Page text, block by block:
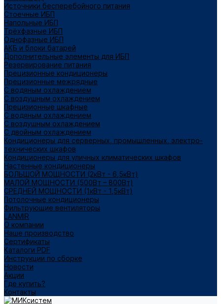
Источники бесперебойного питания
Стоечные ИБП
Напольные ИБП
Трёхфазные ИБП
Однофазные ИБП
АКБ и блоки батарей
Дополнительные элементы для ИБП
Резервирование питания
Прецизионные кондиционеры
Прецизионные межрядные
С водяным охлаждением
С воздушным охлаждением
Прецизионные шкафные
С водяным охлаждением
С воздушным охлаждением
С двойным охлаждением
Кондиционеры для серверных, промышленных, электро-
технических шкафов
Кондиционеры для уличных климатических шкафов
Настенные кондиционеры
БОЛЬШОЙ МОЩНОСТИ (2кВт - 6,5кВт)
МАЛОЙ МОЩНОСТИ (500Вт – 800Вт)
СРЕДНЕЙ МОЩНОСТИ (1кВт - 1,5кВт)
Потолочные кондиционеры
Фильтрующие вентиляторы
LANMIR
О компании
Наше производство
Сертификаты
Каталоги PDF
Инструкции по сборке
Новости
Акции
Где купить?
Контакты